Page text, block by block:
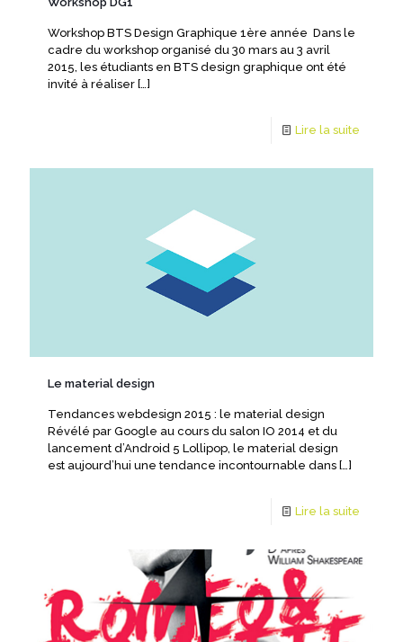
Workshop BTS Design Graphique 1ère année Dans le
cadre du workshop organisé du 30 mars au 3 avril
2015, les étudiants en BTS design graphique ont été
invité à réaliser […]
Lire la suite
Le material design
Tendances webdesign 2015 : le material design
Révélé par Google au cours du salon IO 2014 et du
lancement d’Android 5 Lollipop, le material design
est aujourd’hui une tendance incontournable dans […]
Lire la suite